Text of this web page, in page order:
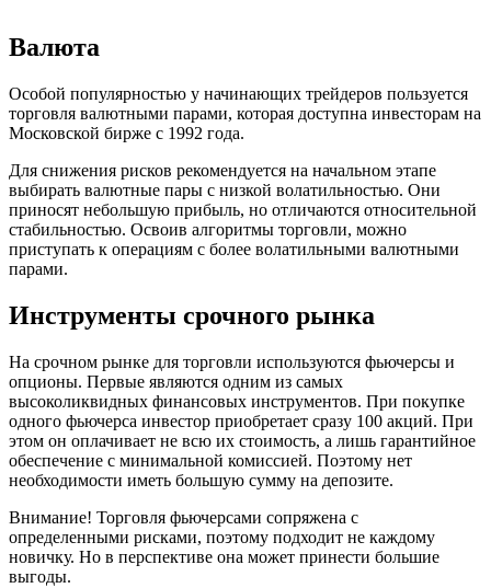
Валюта
Особой популярностью у начинающих трейдеров пользуется
торговля валютными парами, которая доступна инвесторам на
Московской бирже с 1992 года.
Для снижения рисков рекомендуется на начальном этапе
выбирать валютные пары с низкой волатильностью. Они
приносят небольшую прибыль, но отличаются относительной
стабильностью. Освоив алгоритмы торговли, можно
приступать к операциям с более волатильными валютными
парами.
Инструменты срочного рынка
На срочном рынке для торговли используются фьючерсы и
опционы. Первые являются одним из самых
высоколиквидных финансовых инструментов. При покупке
одного фьючерса инвестор приобретает сразу 100 акций. При
этом он оплачивает не всю их стоимость, а лишь гарантийное
обеспечение с минимальной комиссией. Поэтому нет
необходимости иметь большую сумму на депозите.
Внимание! Торговля фьючерсами сопряжена с
определенными рисками, поэтому подходит не каждому
новичку. Но в перспективе она может принести большие
выгоды.